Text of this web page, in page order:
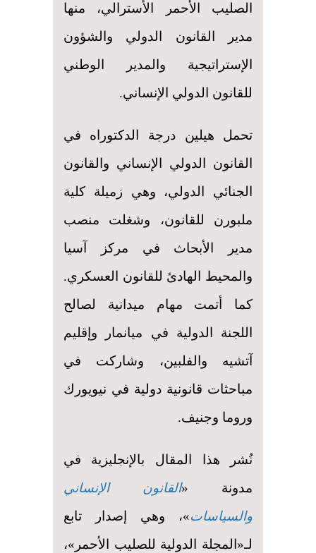
الصليب الأحمر الأسترالي، منها
مدير القانون الدولي والشؤون
الإستراتيجية والمدير الوطني
للقانون الدولي الإنساني.
تحمل هيلين درجة الدكتوراه في
القانون الدولي الإنساني والقانون
الجنائي الدولي، وهي زميلة كلية
ملبورن للقانون، وشغلت منصب
مدير الأبحاث في مركز آسيا
والمحيط الهادئ للقانون العسكري.
كما أتمت مهام ميدانية لصالح
اللجنة الدولية في ميانمار وإقليم
آتشيه والفلبين، وشاركت في
مباحثات قانونية دولية في نيويورك
وروما وجنيف.
نُشر هذا المقال بالإنجليزية في
مدونة «القانون الإنساني
والسياسات»، وهي إصدار تابع
لـ«المجلة الدولية للصليب الأحمر»،